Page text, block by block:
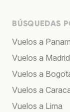
BÚSQUEDAS
Vuelos a
Vuelos a Madrid
Vuelos a
Vuelos a
Vuelos a Lima